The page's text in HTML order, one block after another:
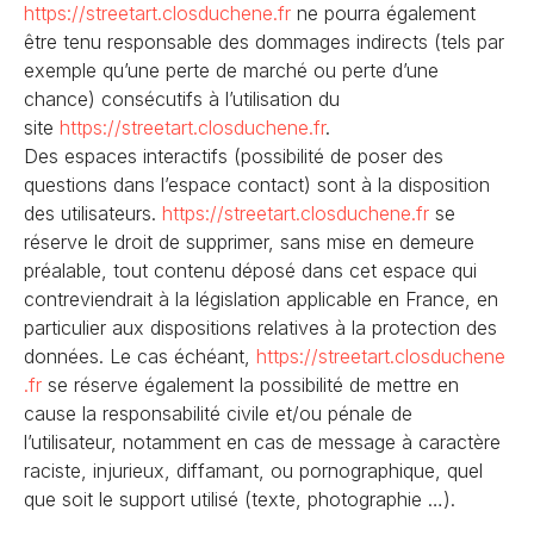
https://streetart.closduchene.fr ne pourra également
être tenu responsable des dommages indirects (tels par
exemple qu’une perte de marché ou perte d’une
chance) consécutifs à l’utilisation du
site https://streetart.closduchene.fr.
Des espaces interactifs (possibilité de poser des
questions dans l’espace contact) sont à la disposition
des utilisateurs. https://streetart.closduchene.fr se
réserve le droit de supprimer, sans mise en demeure
préalable, tout contenu déposé dans cet espace qui
contreviendrait à la législation applicable en France, en
particulier aux dispositions relatives à la protection des
données. Le cas échéant, https://streetart.closduchene
.fr se réserve également la possibilité de mettre en
cause la responsabilité civile et/ou pénale de
l’utilisateur, notamment en cas de message à caractère
raciste, injurieux, diffamant, ou pornographique, quel
que soit le support utilisé (texte, photographie …).